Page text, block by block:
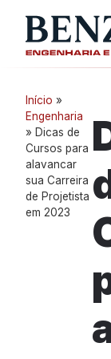
Início »
Engenharia
» Dicas de
Cursos para
alavancar
sua Carreira
de Projetista
em 2023